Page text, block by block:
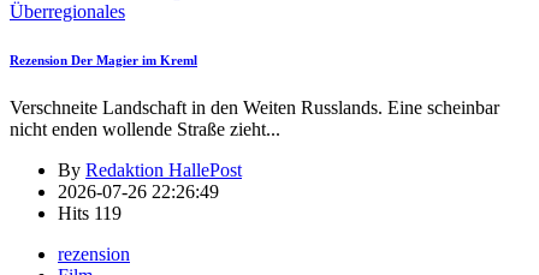
Überregionales
Rezension Der Magier im Kreml
Verschneite Landschaft in den Weiten Russlands. Eine scheinbar
nicht enden wollende Straße zieht...
By Redaktion HallePost
2026-07-26 22:26:49
Hits 119
rezension